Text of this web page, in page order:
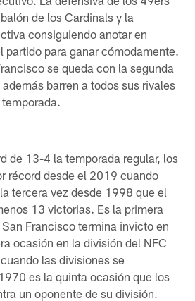
de los Cardinals y la
consiguiendo anotar en
partido para ganar cómodamente.
se queda con la segunda
barren a todos sus rivales
de 13-4 la temporada regular, los
récord desde el 2019 cuando
tercera vez desde 1998 que el
13 victorias. Es la primera
Francisco termina invicto en
ocasión en la división del NFC
las divisiones se
es la quinta ocasión que los
un oponente de su división.